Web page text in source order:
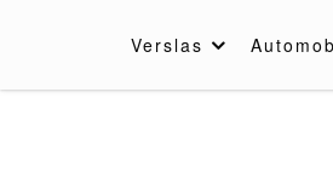
Verslas